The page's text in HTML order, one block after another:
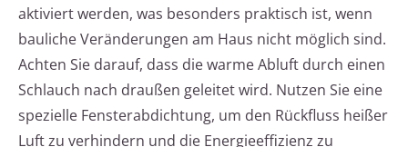
aktiviert werden, was besonders praktisch ist, wenn
bauliche Veränderungen am Haus nicht möglich sind.
Achten Sie darauf, dass die warme Abluft durch einen
Schlauch nach draußen geleitet wird. Nutzen Sie eine
spezielle Fensterabdichtung, um den Rückfluss heißer
Luft zu verhindern und die Energieeffizienz zu